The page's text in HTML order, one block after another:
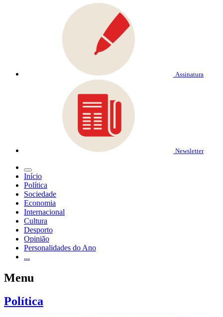
Assinatura
Newsletter
Início
Política
Sociedade
Economia
Internacional
Cultura
Desporto
Opinião
Personalidades do Ano
...
Menu
Política